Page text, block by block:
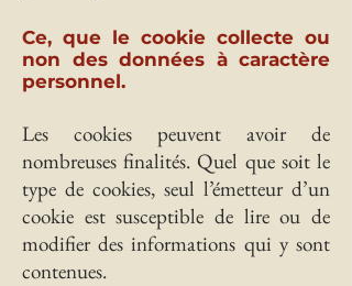
Ce, que le cookie collecte ou
non des données à caractère
personnel.
Les cookies peuvent avoir de
nombreuses finalités. Quel que soit le
type de cookies, seul l’émetteur d’un
cookie est susceptible de lire ou de
modifier des informations qui y sont
contenues.